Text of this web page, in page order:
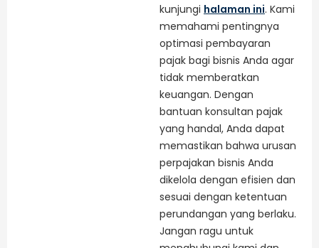
kunjungi halaman ini. Kami
memahami pentingnya
optimasi pembayaran
pajak bagi bisnis Anda agar
tidak memberatkan
keuangan. Dengan
bantuan konsultan pajak
yang handal, Anda dapat
memastikan bahwa urusan
perpajakan bisnis Anda
dikelola dengan efisien dan
sesuai dengan ketentuan
perundangan yang berlaku.
Jangan ragu untuk